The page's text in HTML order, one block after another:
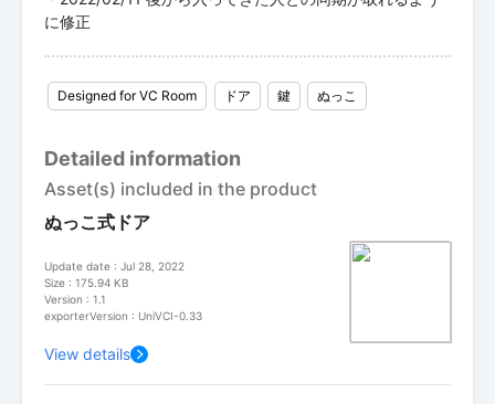
に修正
Designed for VC Room ドア 鍵 ぬっこ
Detailed information
Asset(s) included in the product
ぬっこ式ドア
Update date : Jul 28, 2022
Size : 175.94 KB
Version : 1.1
exporterVersion : UniVCI-0.33
View details